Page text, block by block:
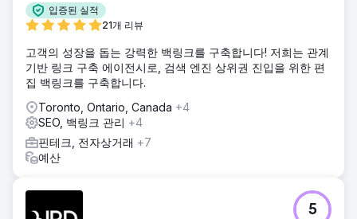
입증된 실적
21개 리뷰
고객의 성장을 돕는 강력한 백링크를 구축합니다! 저희는 관계
기반 링크 구축 에이전시로, 검색 엔진 상위권 진입을 위한 편
집 백링크를 구축합니다.
Toronto, Ontario, Canada +4
SEO, 백링크 관리 +4
핀테크, 전자상거래 +7
예산
5